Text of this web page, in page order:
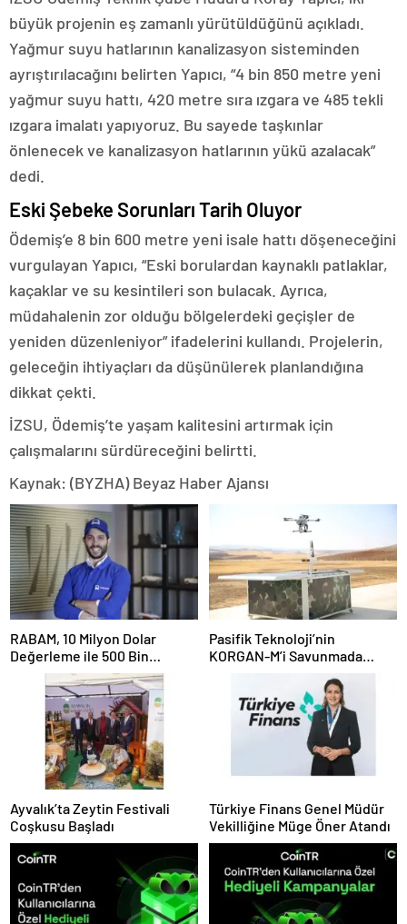
büyük projenin eş zamanlı yürütüldüğünü açıkladı.
Yağmur suyu hatlarının kanalizasyon sisteminden
ayrıştırılacağını belirten Yapıcı, “4 bin 850 metre yeni
yağmur suyu hattı, 420 metre sıra ızgara ve 485 tekli
ızgara imalatı yapıyoruz. Bu sayede taşkınlar
önlenecek ve kanalizasyon hatlarının yükü azalacak”
dedi.
Eski Şebeke Sorunları Tarih Oluyor
Ödemiş’e 8 bin 600 metre yeni isale hattı döşeneceğini
vurgulayan Yapıcı, “Eski borulardan kaynaklı patlaklar,
kaçaklar ve su kesintileri son bulacak. Ayrıca,
müdahalenin zor olduğu bölgelerdeki geçişler de
yeniden düzenleniyor” ifadelerini kullandı. Projelerin,
geleceğin ihtiyaçları da düşünülerek planlandığına
dikkat çekti.
İZSU, Ödemiş’te yaşam kalitesini artırmak için
çalışmalarını sürdüreceğini belirtti.
Kaynak: (BYZHA) Beyaz Haber Ajansı
RABAM, 10 Milyon Dolar
Değerleme ile 500 Bin
Dolarlık Yatırım Aldı
Pasifik Teknoloji’nin
KORGAN-M’i Savunmada
Otonom Dönemi Başlatıyor
Ayvalık’ta Zeytin Festivali
Coşkusu Başladı
Türkiye Finans Genel Müdür
Vekilliğine Müge Öner Atandı